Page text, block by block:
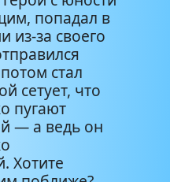
попадал в
из-за своего
стал
сетует, что
пугают
— а ведь он
Хотите